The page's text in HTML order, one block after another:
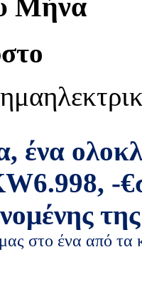
Μήνα
, ένα
6.998, -€
στο ένα από τα